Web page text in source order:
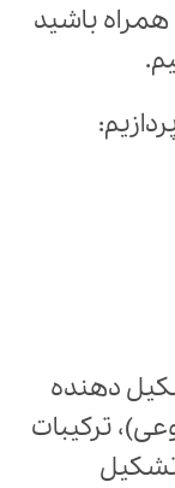
باشید
دهنده
ترکیبات
تشکیل